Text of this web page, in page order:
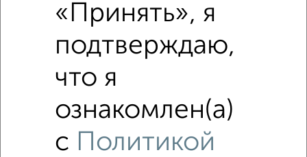
Похожие предложения рядом
1‑комнатные квартиры недалеко от 1-й Урожайный проезд
«Принять», я
подтверждаю,
что я
ознакомлен(а)
с Политикой